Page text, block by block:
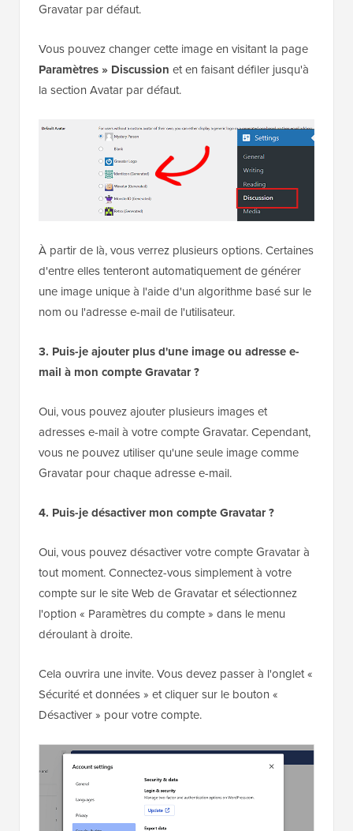
Gravatar par défaut.
Vous pouvez changer cette image en visitant la page
Paramètres » Discussion et en faisant défiler jusqu'à
la section Avatar par défaut.
À partir de là, vous verrez plusieurs options. Certaines
d'entre elles tenteront automatiquement de générer
une image unique à l'aide d'un algorithme basé sur le
nom ou l'adresse e-mail de l'utilisateur.
3. Puis-je ajouter plus d'une image ou adresse e-
mail à mon compte Gravatar ?
Oui, vous pouvez ajouter plusieurs images et
adresses e-mail à votre compte Gravatar. Cependant,
vous ne pouvez utiliser qu'une seule image comme
Gravatar pour chaque adresse e-mail.
4. Puis-je désactiver mon compte Gravatar ?
Oui, vous pouvez désactiver votre compte Gravatar à
tout moment. Connectez-vous simplement à votre
compte sur le site Web de Gravatar et sélectionnez
l'option « Paramètres du compte » dans le menu
déroulant à droite.
Cela ouvrira une invite. Vous devez passer à l'onglet «
Sécurité et données » et cliquer sur le bouton «
Désactiver » pour votre compte.